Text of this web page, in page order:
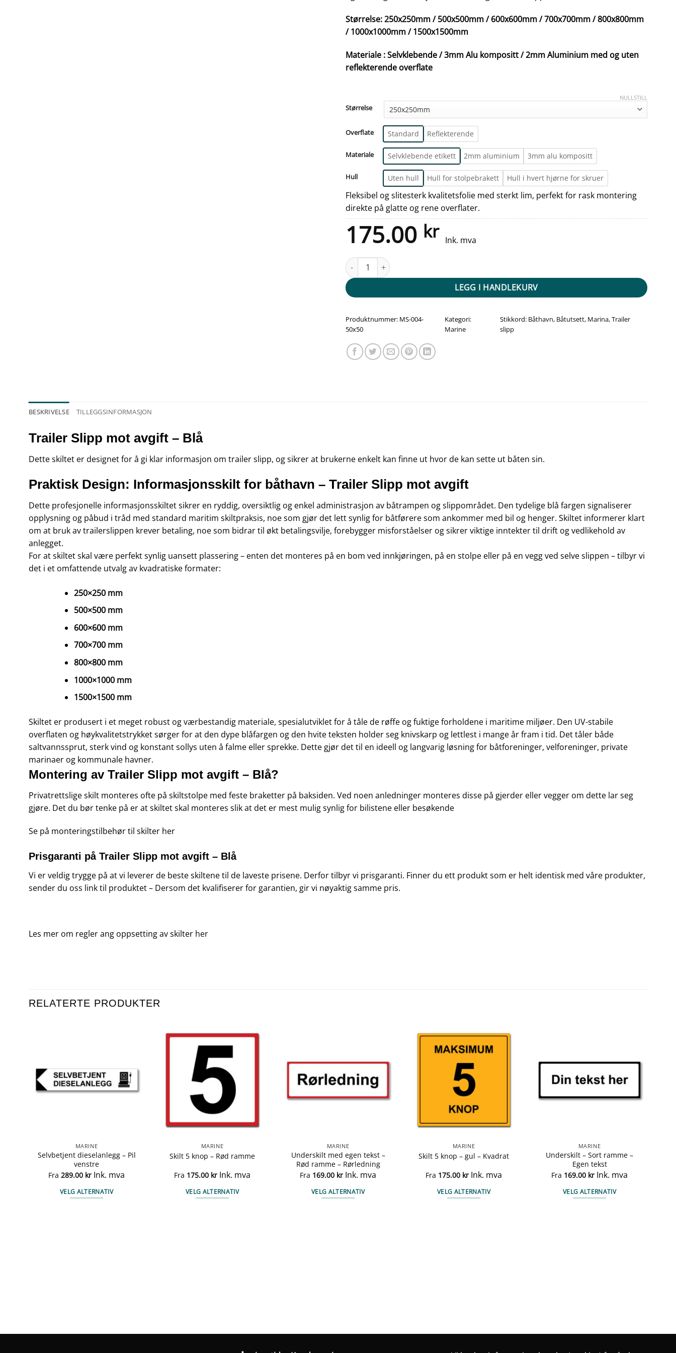
Størrelse: 250x250mm / 500x500mm / 600x600mm / 700x700mm / 800x800mm
/ 1000x1000mm / 1500x1500mm
Materiale : Selvklebende / 3mm Alu kompositt / 2mm Aluminium med og uten
reflekterende overflate
Størrelse
Overflate Standard Reflekterende
Materiale Selvklebende etikett 2mm aluminium 3mm alu kompositt
Hull Uten hull Hull for stolpebrakett Hull i hvert hjørne for skruer
NULLSTILL
Fleksibel og slitesterk kvalitetsfolie med sterkt lim, perfekt for rask montering
direkte på glatte og rene overflater.
175.00 kr Ink. mva
Trailer Slipp mot avgift - Blå antall
LEGG I HANDLEKURV
Produktnummer: MS-004-
50x50
Kategori:
Marine
Stikkord: Båthavn, Båtutsett, Marina,Trailer
slipp
BESKRIVELSE TILLEGGSINFORMASJON
Trailer Slipp mot avgift – Blå
Dette skiltet er designet for å gi klar informasjon om trailer slipp, og sikrer at brukerne enkelt kan finne ut hvor de kan sette ut båten sin.
Praktisk Design: Informasjonsskilt for båthavn – Trailer Slipp mot avgift
Dette profesjonelle informasjonsskiltet sikrer en ryddig, oversiktlig og enkel administrasjon av båtrampen og slippområdet. Den tydelige blå fargen signaliserer
opplysning og påbud i tråd med standard maritim skiltpraksis, noe som gjør det lett synlig for båtførere som ankommer med bil og henger. Skiltet informerer klart
om at bruk av trailerslippen krever betaling, noe som bidrar til økt betalingsvilje, forebygger misforståelser og sikrer viktige inntekter til drift og vedlikehold av
anlegget.
For at skiltet skal være perfekt synlig uansett plassering – enten det monteres på en bom ved innkjøringen, på en stolpe eller på en vegg ved selve slippen – tilbyr vi
det i et omfattende utvalg av kvadratiske formater:
250×250 mm
500×500 mm
600×600 mm
700×700 mm
800×800 mm
1000×1000 mm
1500×1500 mm
Skiltet er produsert i et meget robust og værbestandig materiale, spesialutviklet for å tåle de røffe og fuktige forholdene i maritime miljøer. Den UV-stabile
overflaten og høykvalitetstrykket sørger for at den dype blåfargen og den hvite teksten holder seg knivskarp og lettlest i mange år fram i tid. Det tåler både
saltvannssprut, sterk vind og konstant sollys uten å falme eller sprekke. Dette gjør det til en ideell og langvarig løsning for båtforeninger, velforeninger, private
marinaer og kommunale havner.
Montering av Trailer Slipp mot avgift – Blå?
Privatrettslige skilt monteres ofte på skiltstolpe med feste braketter på baksiden. Ved noen anledninger monteres disse på gjerder eller vegger om dette lar seg
gjøre. Det du bør tenke på er at skiltet skal monteres slik at det er mest mulig synlig for bilistene eller besøkende
Se på monteringstilbehør til skilter her
Prisgaranti på Trailer Slipp mot avgift – Blå
Vi er veldig trygge på at vi leverer de beste skiltene til de laveste prisene. Derfor tilbyr vi prisgaranti. Finner du ett produkt som er helt identisk med våre produkter,
sender du oss link til produktet – Dersom det kvalifiserer for garantien, gir vi nøyaktig samme pris.
Les mer om regler ang oppsetting av skilter her
RELATERTE PRODUKTER
MARINE
Selvbetjent dieselanlegg – Pil
venstre
Fra 289.00 kr Ink. mva
VELG ALTERNATIV
MARINE
Skilt 5 knop – Rød ramme
Fra 175.00 kr Ink. mva
VELG ALTERNATIV
MARINE
Underskilt med egen tekst –
Rød ramme – Rørledning
Fra 169.00 kr Ink. mva
VELG ALTERNATIV
MARINE
Skilt 5 knop – gul – Kvadrat
Fra 175.00 kr Ink. mva
VELG ALTERNATIV
MARINE
Underskilt – Sort ramme –
Egen tekst
Fra 169.00 kr Ink. mva
VELG ALTERNATIV